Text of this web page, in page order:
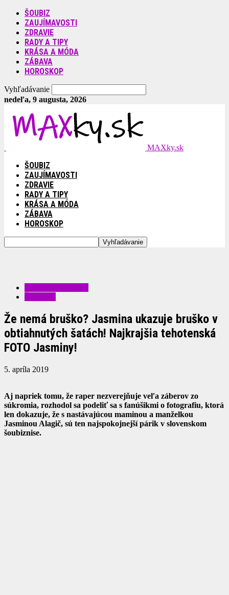
ŠOUBIZ
ZAUJÍMAVOSTI
ZDRAVIE
RADY A TIPY
KRÁSA A MÓDA
ZÁBAVA
HOROSKOP
Vyhľadávanie
nedeľa, 9 augusta, 2026
MAXky.sk
ŠOUBIZ
ZAUJÍMAVOSTI
ZDRAVIE
RADY A TIPY
KRÁSA A MÓDA
ZÁBAVA
HOROSKOP
Že nemá bruško? Jasmina ukazuje bruško v
obtiahnutých šatách! Najkrajšia tehotenská
FOTO Jasminy!
5. apríla 2019
Aj napriek tomu, že raper nezverejňuje veľa záberov zo
súkromia, rozhodol sa podeliť sa s fanúšikmi o fotografiu, ktorá
len dokazuje, že s nastávajúcou maminou a manželkou
Jasminou Alagič, sú ten najspokojnejší párik v slovenskom
šoubiznise.